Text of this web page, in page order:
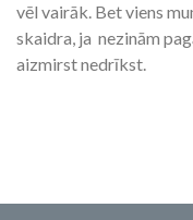
vēl vairāk. Bet viens
skaidra, ja nezinām
aizmirst nedrīkst.